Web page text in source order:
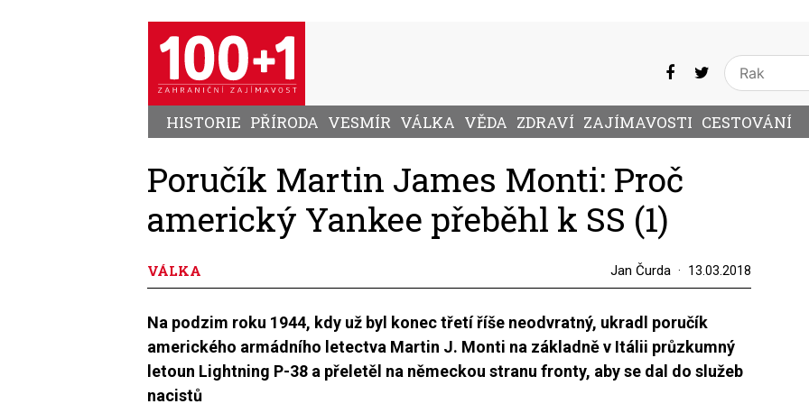
HISTORIE PŘÍRODA VESMÍR VÁLKA VĚDA ZDRAVÍ ZAJÍMAVOSTI CESTOVÁNÍ
Poručík Martin James Monti: Proč
americký Yankee přeběhl k SS (1)
VÁLKA Jan Čurda 13.03.2018
Na podzim roku 1944, kdy už byl konec třetí říše neodvratný, ukradl poručík
amerického armádního letectva Martin J. Monti na základně v Itálii průzkumný
letoun Lightning P-38 a přeletěl na německou stranu fronty, aby se dal do služeb
nacistů